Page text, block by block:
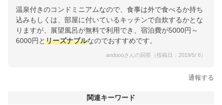
温泉付きのコンドミニアムなので、食事は外で食べるか持ち
込みもしくは、部屋に付いているキッチンで自炊するかとな
りますが、展望風呂が無料で利用でき、宿泊費が5000円～
6000円とリーズナブルなのでおすすめです。
andoooさんの回答（投稿日：2019/5/ 8）
通報する
関連キーワード